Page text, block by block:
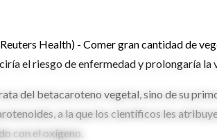
Health) - Comer gran cantidad de
el riesgo de enfermedad y prolongaría la
del betacaroteno vegetal, sino de su
a la que los científicos les
con el oxígeno.